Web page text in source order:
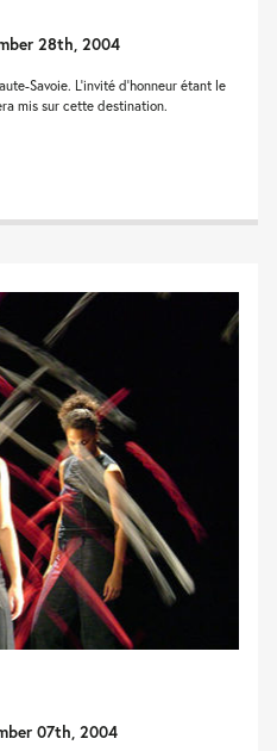
28th, 2004
Savoie. L'invité d'honneur étant le
mis sur cette destination.
07th, 2004